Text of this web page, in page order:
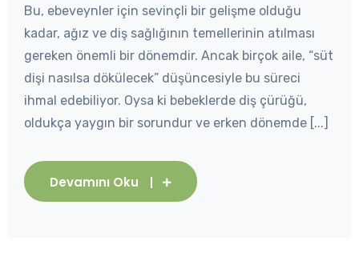
Bu, ebeveynler için sevinçli bir gelişme olduğu
kadar, ağız ve diş sağlığının temellerinin atılması
gereken önemli bir dönemdir. Ancak birçok aile, “süt
dişi nasılsa dökülecek” düşüncesiyle bu süreci
ihmal edebiliyor. Oysa ki bebeklerde diş çürüğü,
oldukça yaygın bir sorundur ve erken dönemde [...]
Devamını Oku